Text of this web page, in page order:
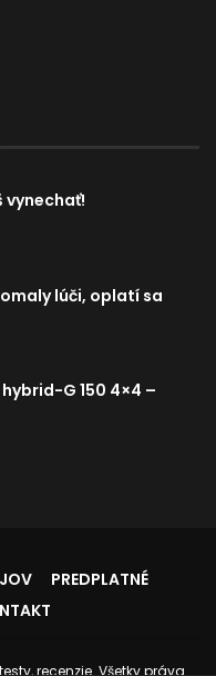
vynechať!
lúči, oplatí sa
G 150 4×4 –
PREDPLATNÉ
recenzie. Všetky práva